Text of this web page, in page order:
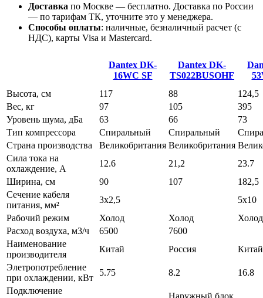
Доставка по Москве — бесплатно. Доставка по России
— по тарифам ТК, уточните это у менеджера.
Способы оплаты: наличные, безналичный расчет (с
НДС), карты Visa и Mastercard.
Dantex DK-
16WC SF
Dantex DK-
TS022BUSOHF
Высота, см
117 88
124,5
Вес, кг
97 105
395
Уровень шума, дБа
63 66
73
Тип компрессора
Спиральный Спиральный
Страна производства
Великобритания Великобритания
Сила тока на
охлаждение, А
12.6 21,2
23.7
Ширина, см
90 107
182,5
Сечение кабеля
питания, мм²
3x2,5
5x10
Рабочий режим
Холод Холод
Холод
Расход воздуха, м3/ч
6500
7600
Наименование
производителя
Китай Россия
Китай
Элетропотребление
при охлаждении, кВт
5.75 8.2
16.8
Подключение
Наружный блок